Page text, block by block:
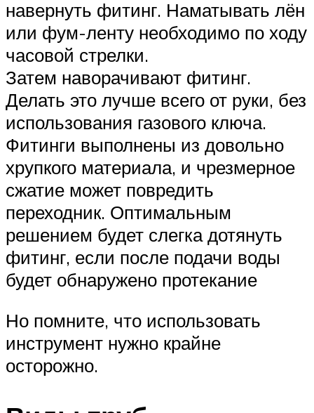
навернуть фитинг. Наматывать лён
или фум-ленту необходимо по ходу
часовой стрелки.
Затем наворачивают фитинг.
Делать это лучше всего от руки, без
использования газового ключа.
Фитинги выполнены из довольно
хрупкого материала, и чрезмерное
сжатие может повредить
переходник. Оптимальным
решением будет слегка дотянуть
фитинг, если после подачи воды
будет обнаружено протекание
Но помните, что использовать
инструмент нужно крайне
осторожно.